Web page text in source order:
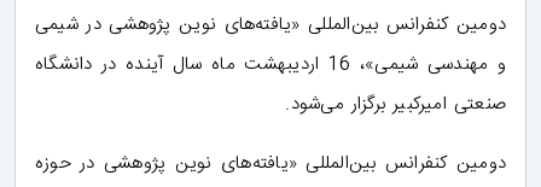
دومین کنفرانس بین‌المللی «یافته‌های نوین پژوهشی در شیمی
و مهندسی شیمی»، 16 اردیبهشت ماه سال آینده در دانشگاه
صنعتی امیرکبیر برگزار می‌شود.
دومین کنفرانس بین‌المللی «یافته‌های نوین پژوهشی در حوزه